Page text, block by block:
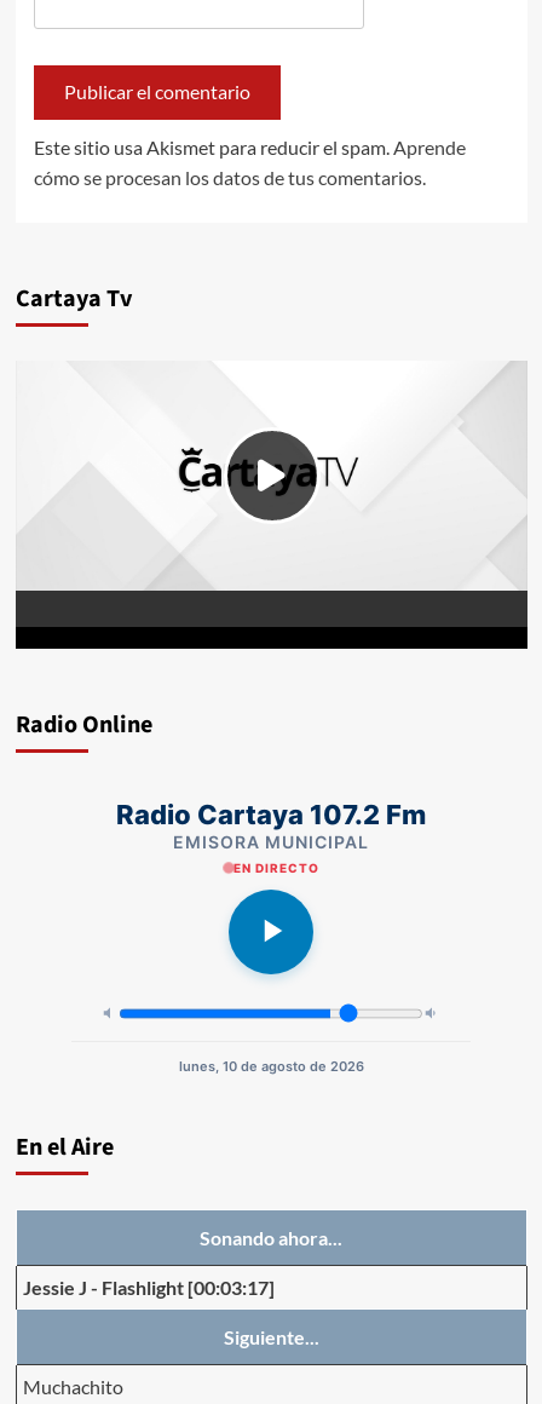
Este sitio usa Akismet para reducir el spam. Aprende
cómo se procesan los datos de tus comentarios.
Cartaya Tv
Radio Online
Radio Cartaya 107.2 Fm
EMISORA MUNICIPAL
EN DIRECTO
lunes, 10 de agosto de 2026
En el Aire
Sonando ahora...
Jessie J - Flashlight [00:03:17]
Siguiente...
Muchachito